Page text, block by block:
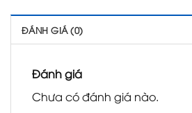
ĐÁNH GIÁ (0)
Đánh giá
Chưa có đánh giá nào.